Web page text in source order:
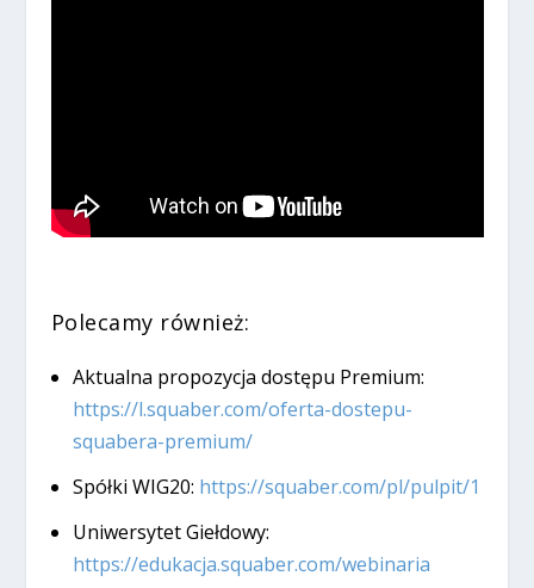
Polecamy również:
Aktualna propozycja dostępu Premium:
https://l.squaber.com/oferta-dostepu-
squabera-premium/
Spółki WIG20: https://squaber.com/pl/pulpit/1
Uniwersytet Giełdowy:
https://edukacja.squaber.com/webinaria